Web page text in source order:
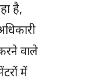
है,
वाले
में